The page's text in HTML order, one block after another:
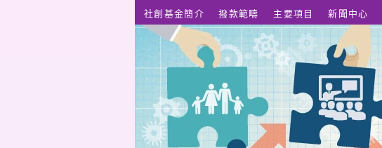
社創基金簡介 撥款範疇 主要項目 新聞中心